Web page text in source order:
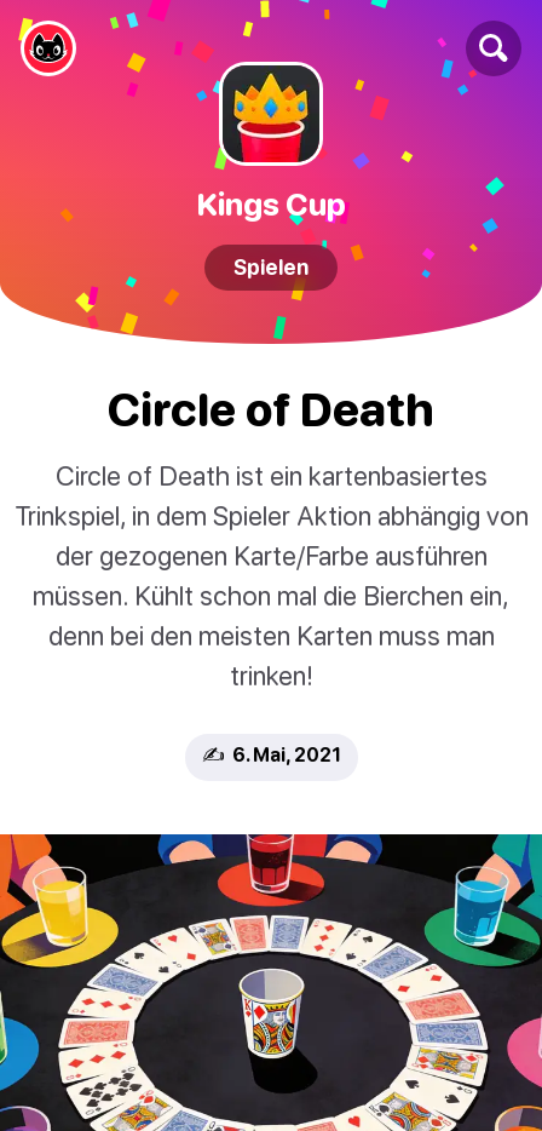
Kings Cup
Spielen
Circle of Death
Circle of Death ist ein kartenbasiertes
Trinkspiel, in dem Spieler Aktion abhängig von
der gezogenen Karte/Farbe ausführen
müssen. Kühlt schon mal die Bierchen ein,
denn bei den meisten Karten muss man
trinken!
✍️ 6. Mai, 2021